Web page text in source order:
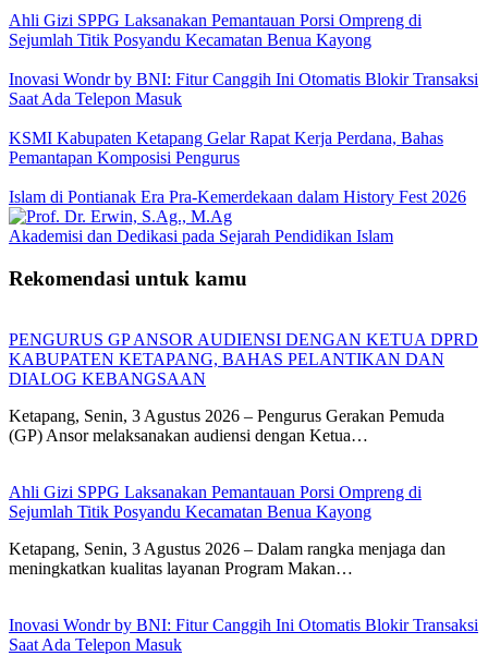
Ahli Gizi SPPG Laksanakan Pemantauan Porsi Ompreng di
Sejumlah Titik Posyandu Kecamatan Benua Kayong
Inovasi Wondr by BNI: Fitur Canggih Ini Otomatis Blokir Transaksi
Saat Ada Telepon Masuk
KSMI Kabupaten Ketapang Gelar Rapat Kerja Perdana, Bahas
Pemantapan Komposisi Pengurus
Islam di Pontianak Era Pra-Kemerdekaan dalam History Fest 2026
Akademisi dan Dedikasi pada Sejarah Pendidikan Islam
Rekomendasi untuk kamu
PENGURUS GP ANSOR AUDIENSI DENGAN KETUA DPRD
KABUPATEN KETAPANG, BAHAS PELANTIKAN DAN
DIALOG KEBANGSAAN
Ketapang, Senin, 3 Agustus 2026 – Pengurus Gerakan Pemuda
(GP) Ansor melaksanakan audiensi dengan Ketua…
Ahli Gizi SPPG Laksanakan Pemantauan Porsi Ompreng di
Sejumlah Titik Posyandu Kecamatan Benua Kayong
Ketapang, Senin, 3 Agustus 2026 – Dalam rangka menjaga dan
meningkatkan kualitas layanan Program Makan…
Inovasi Wondr by BNI: Fitur Canggih Ini Otomatis Blokir Transaksi
Saat Ada Telepon Masuk